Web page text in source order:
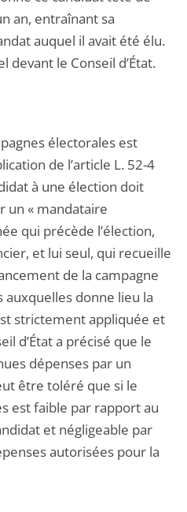
an, entraînant sa
auquel il avait été élu.
devant le Conseil d’État.
électorales est
de l’article L. 52-4
à une élection doit
un « mandataire
qui précède l’élection,
et lui seul, qui recueille
de la campagne
auxquelles donne lieu la
strictement appliquée et
d’État a précisé que le
dépenses par un
être toléré que si le
est faible par rapport au
et négligeable par
autorisées pour la